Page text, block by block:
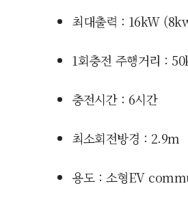
최대출력 : 16kW
1회충전 주행거리 : 50
충전시간 : 6시간
최소회전방경 : 2.9m
용도 : 소형EV